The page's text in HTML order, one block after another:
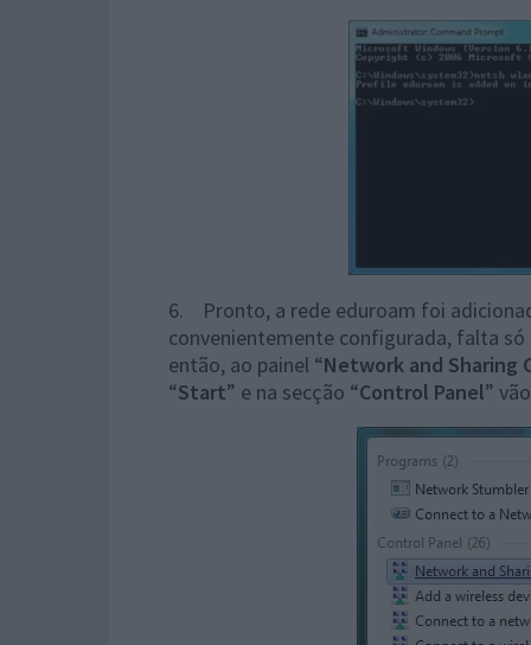
6. Pronto, a rede eduroam foi
convenientemente configurada, falta
então, ao painel “Network and Sharing
“Start” e na secção “Control Panel”